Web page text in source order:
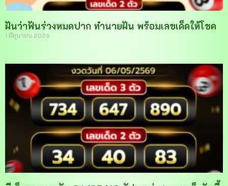
ฝันว่าฟันร่วงหมดปาก ทำนายฝัน พร้อมเลขเด็ดให้โชค
1 มิถุนายน 2026